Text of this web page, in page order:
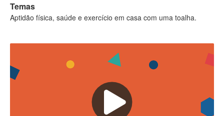
Temas
Aptidão física, saúde e exercício em casa com uma toalha.